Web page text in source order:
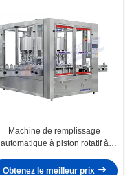
Machine de remplissage
automatique à piston rotatif à
contrôlée par PLC
Obtenez le meilleur prix